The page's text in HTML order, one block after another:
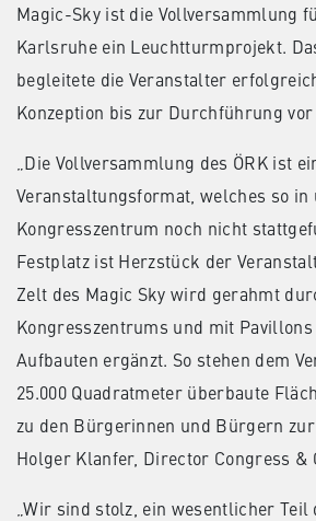
Magic-Sky ist die Vollversammlung
Karlsruhe ein Leuchtturmprojekt.
begleitete die Veranstalter
Konzeption bis zur Durchführung vor
„Die Vollversammlung des ÖRK ist
Veranstaltungsformat, welches so in
Kongresszentrum noch nicht
Festplatz ist Herzstück der
Zelt des Magic Sky wird gerahmt
Kongresszentrums und mit
Aufbauten ergänzt. So stehen dem
25.000 Quadratmeter überbaute
zu den Bürgerinnen und Bürgern
Holger Klanfer, Director Congress &
„Wir sind stolz, ein wesentlicher